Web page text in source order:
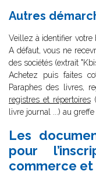
Autres
Veillez à identifier votre
A défaut, vous ne
des sociétés (extrait
Achetez puis faites
Paraphes des livres,
registres et répertoires
livre journal ...) au
Les
pour
commerce